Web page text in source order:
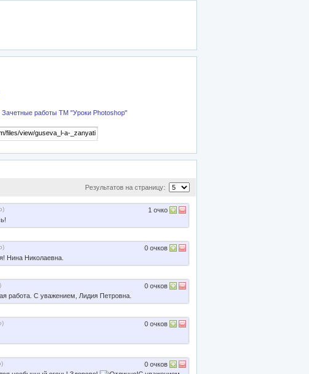
работы ТМ "Уроки Photoshop"
Результатов на страницу:
) 1 очко
)
Нина Николаевна.
0 очков
)
работа. С уважением, Лидия Петровна.
0 очков
) 0 очков
) 0 очков